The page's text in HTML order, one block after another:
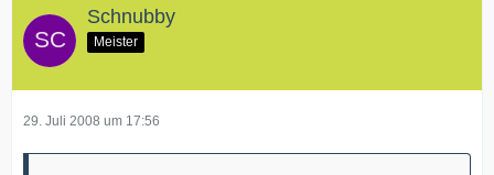
Schnubby
Meister
29. Juli 2008 um 17:56